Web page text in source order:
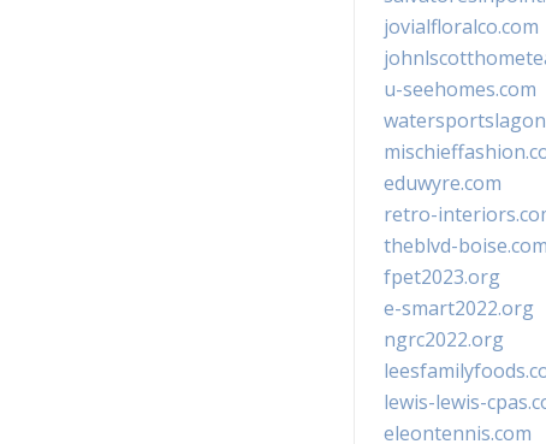
jovialfloralco.com
u-seehomes.com
eduwyre.com
retro-
theblvd-boise.com
fpet2023.org
e-smart2022.org
ngrc2022.org
lewis-lewis-
eleontennis.com